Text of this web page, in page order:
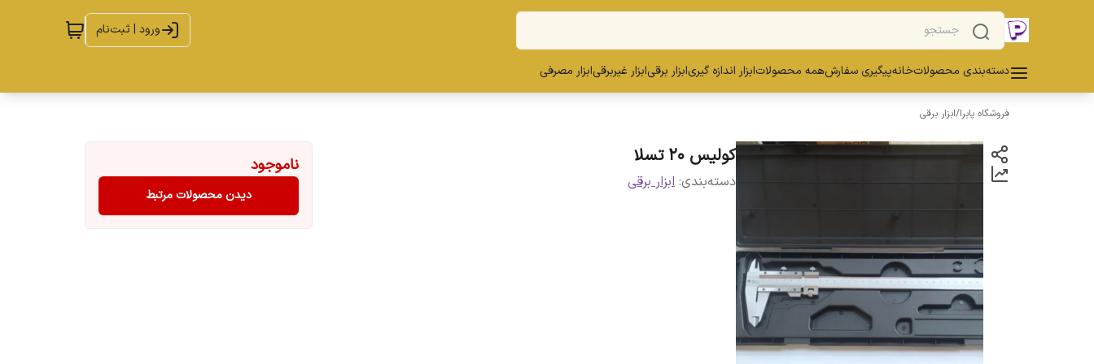
ورود | ثبت‌نام
دسته‌بندی محصولاتخانهپیگیری سفارشهمه محصولاتابزار اندازه گیریابزار برقیابزار غیربرقیابزار مصرفی
فروشگاه پابرا/ابزار برقی
کولیس 20 تسلا
دسته‌بندی: ابزار برقی
ناموجود
دیدن محصولات مرتبط